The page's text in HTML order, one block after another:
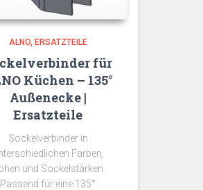
ALNO ERSATZTEILE
für
Küchen – 135°
Außenecke |
Ersatzteile
Sockelverbinder in
Farben,
und Sockelstärken.
Passend für eine 135°